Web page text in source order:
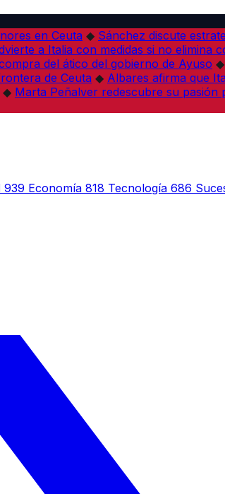
en Ceuta ◆ Sánchez discute
a Italia con medidas si no elimina
del ático del gobierno de Ayuso ◆
de Ceuta ◆ Albares afirma que
◆ Marta Peñalver redescubre su pasión
939 Economía 818 Tecnología 686